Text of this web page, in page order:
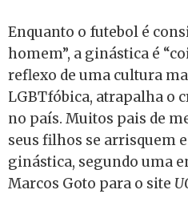
Enquanto o futebol é
homem”, a ginástica é
reflexo de uma cultura
LGBTfóbica, atrapalha o
no país. Muitos pais de
seus filhos se arrisquem
ginástica, segundo uma
Marcos Goto para o site